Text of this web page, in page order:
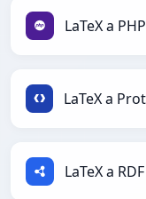
LaTeX a PHP
LaTeX a RDF